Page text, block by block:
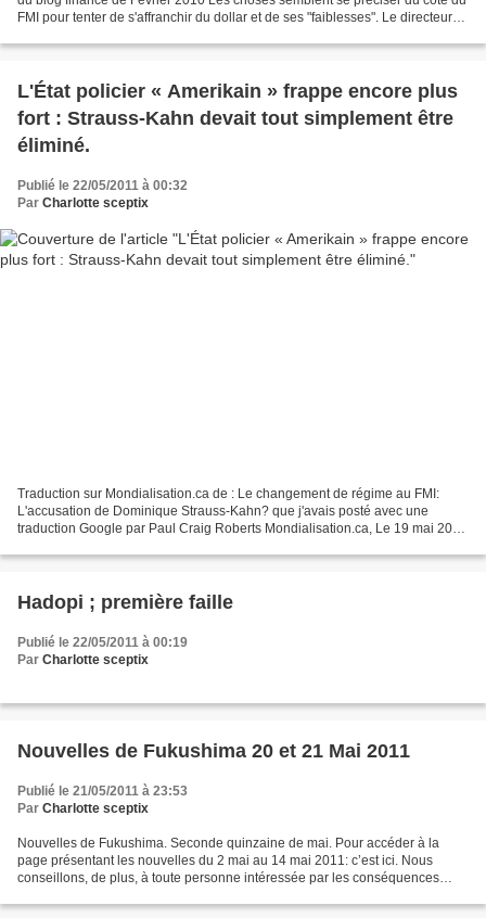
FMI pour tenter de s'affranchir du dollar et de ses "faiblesses". Le directeur
L'État policier « Amerikain » frappe encore plus
fort : Strauss-Kahn devait tout simplement être
éliminé.
Publié le 22/05/2011 à 00:32
Par Charlotte sceptix
Traduction sur Mondialisation.ca de : Le changement de régime au FMI:
L'accusation de Dominique Strauss-Kahn? que j'avais posté avec une
traduction Google par Paul Craig Roberts Mondialisation.ca, Le 19 mai 2011
Hadopi ; première faille
Publié le 22/05/2011 à 00:19
Par Charlotte sceptix
Nouvelles de Fukushima 20 et 21 Mai 2011
Publié le 21/05/2011 à 23:53
Par Charlotte sceptix
Nouvelles de Fukushima. Seconde quinzaine de mai. Pour accéder à la
page présentant les nouvelles du 2 mai au 14 mai 2011: c’est ici. Nous
conseillons, de plus, à toute personne intéressée par les conséquences